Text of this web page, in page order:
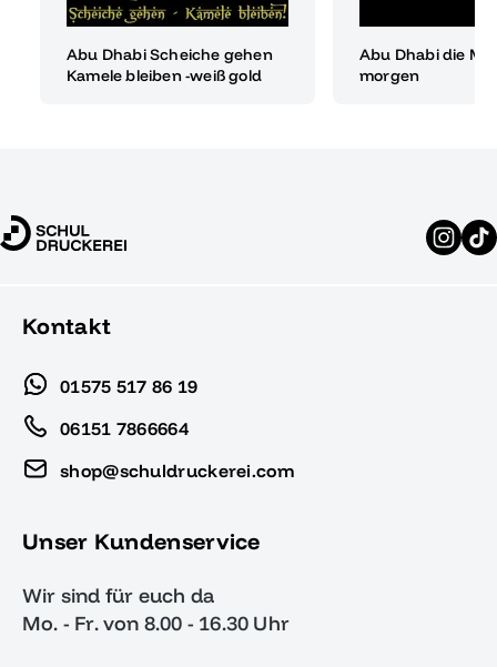
Abu Dhabi Scheiche gehen
Kamele bleiben -weiß gold
Abu Dhabi die
morgen
Kontakt
01575 517 86 19
06151 7866664
shop@schuldruckerei.com
Unser Kundenservice
Wir sind für euch da
Mo. - Fr. von 8.00 - 16.30 Uhr